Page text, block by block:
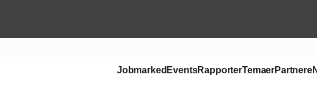
Jobmarked EventsRapporterTemaerPartnere